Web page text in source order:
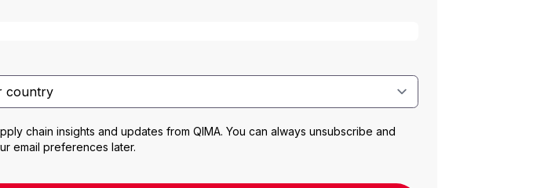
chain insights and updates from QIMA. You can always unsubscribe and
email preferences later.